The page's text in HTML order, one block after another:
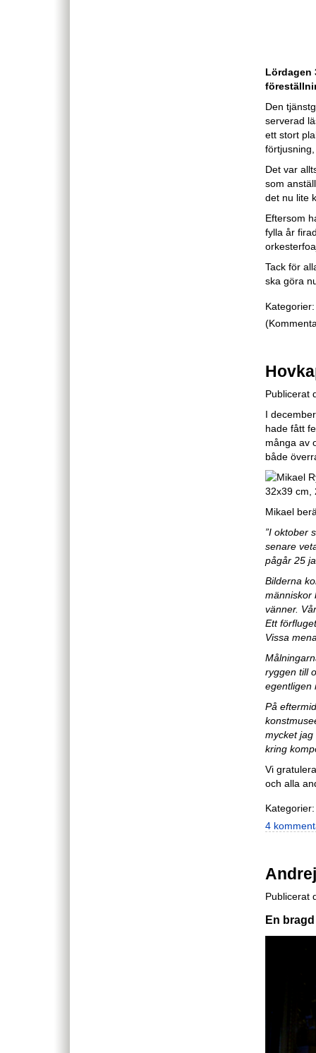
Lördagen
Den
serverad
ett stort
Det var
som
det nu lite
Eftersom
fylla år
Tack för
ska göra
Kategorier:
Publicerat
I
hade fått
många av
både
Mikael
”I oktober
senare
pågår 25
Bilderna
människor
vänner.
Ett
Vissa
ryggen till
egentligen
På
mycket
kring
Vi
och alla
Kategorier:
4
Publicerat
En bragd